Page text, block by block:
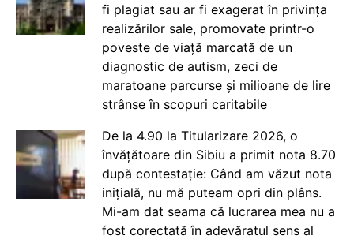
fi plagiat sau ar fi exagerat în privința
realizărilor sale, promovate printr-o
poveste de viață marcată de un
diagnostic de autism, zeci de
maratoane parcurse și milioane de lire
strânse în scopuri caritabile
De la 4.90 la Titularizare 2026, o
învățătoare din Sibiu a primit nota 8.70
după contestație: Când am văzut nota
inițială, nu mă puteam opri din plâns.
Mi-am dat seama că lucrarea mea nu a
fost corectată în adevăratul sens al